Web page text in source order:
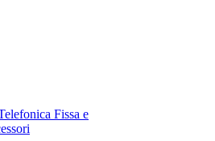
Fissa e